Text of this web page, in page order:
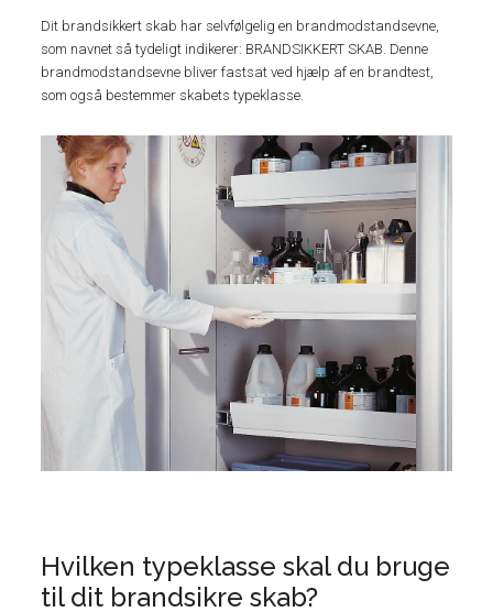
Dit brandsikkert skab har selvfølgelig en brandmodstandsevne,
som navnet så tydeligt indikerer: BRANDSIKKERT SKAB. Denne
brandmodstandsevne bliver fastsat ved hjælp af en brandtest,
som også bestemmer skabets typeklasse.
Hvilken typeklasse skal du bruge
til dit brandsikre skab?